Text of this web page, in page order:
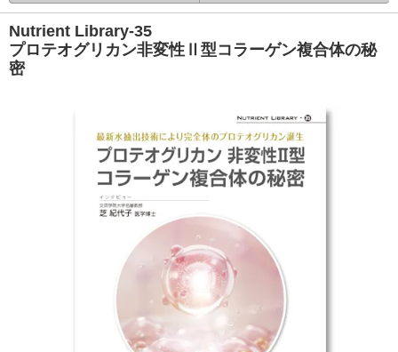
Nutrient Library-35
プロテオグリカン非変性Ⅱ型コラーゲン複合体の秘
密